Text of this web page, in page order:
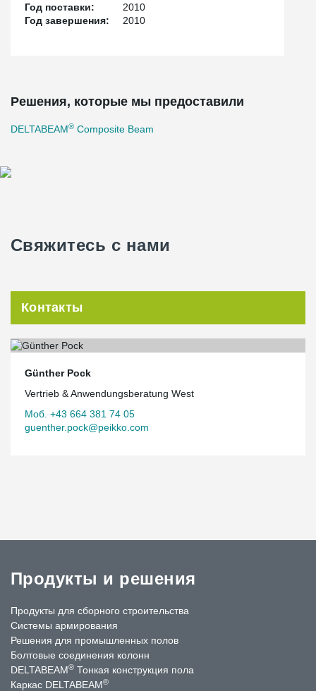
Год поставки:
2010
Год завершения:
2010
Решения, которые мы предоставили
DELTABEAM® Composite Beam
Свяжитесь с нами
Контакты
Günther Pock
Vertrieb & Anwendungsberatung West
Моб. +43 664 381 74 05
guenther.pock@peikko.com
Продукты и решения
Продукты для сборного строительства
Системы армирования
Решения для промышленных полов
Болтовые соединения колонн
DELTABEAM® Тонкая конструкция пола
Каркас DELTABEAM®